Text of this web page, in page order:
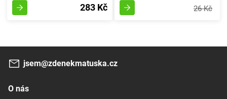
283 Kč 26 Kč
jsem@zdenekmatuska.cz
O nás